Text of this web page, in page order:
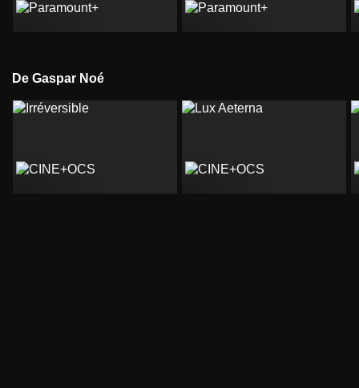
De Gaspar Noé